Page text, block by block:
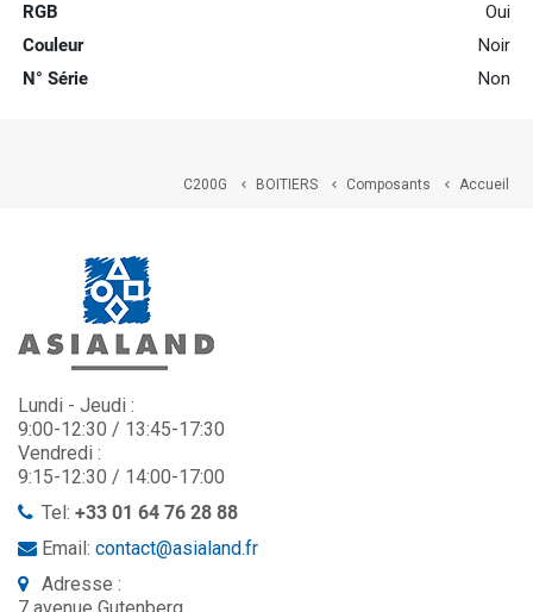
RGB
Oui
Couleur
Noir
N° Série
Non
Accueil

Composants

BOITIERS

C200G
Lundi - Jeudi :
9:00-12:30 / 13:45-17:30
Vendredi :
9:15-12:30 / 14:00-17:00
Tel: +33 01 64 76 28 88
Email: contact@asialand.fr
Adresse :